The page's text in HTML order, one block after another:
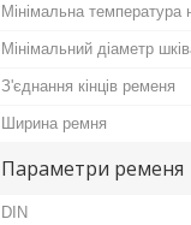
Мінімальна
Мінімальний діаметр
З'єднання кінців ременя
Ширина ремня
Параметри ременя
DIN